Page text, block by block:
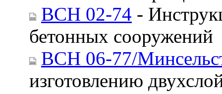
ВСН 02-74 -
бетонных сооружений
ВСН 06-77/
изготовлению